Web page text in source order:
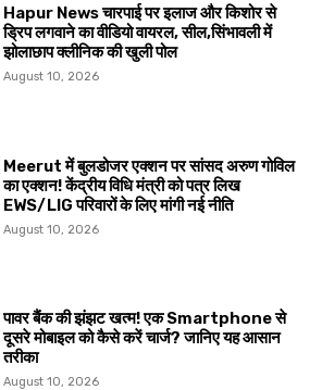
Hapur News चारपाई पर इलाज और किशोर से
ड्रिप लगवाने का वीडियो वायरल, सील,सिंभावली में
झोलाछाप क्लीनिक की खुली पोल
August 10, 2026
Meerut में बुलडोजर एक्शन पर सांसद अरुण गोविल
का एक्शन! केंद्रीय विधि मंत्री को पत्र लिख
EWS/LIG परिवारों के लिए मांगी नई नीति
August 10, 2026
पावर बैंक की झंझट खत्म! एक Smartphone से
दूसरे मोबाइल को कैसे करें चार्ज? जानिए यह आसान
तरीका
August 10, 2026